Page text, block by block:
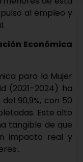
al empleo y
Económica
para la Mujer
(2021–2024) ha
90,9%, con 50
Este alto
tangible de que
impacto real y